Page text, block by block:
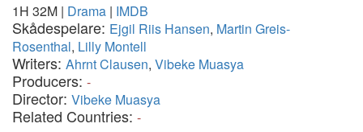
1H 32M | Drama | IMDB
Skådespelare: Ejgil Riis Hansen, Martin Greis-
Rosenthal, Lilly Montell
Writers: Ahrnt Clausen, Vibeke Muasya
Producers: -
Director: Vibeke Muasya
Related Countries: -